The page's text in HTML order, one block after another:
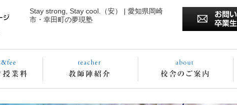
Stay strong, Stay cool.（安） | 愛知県岡崎
市・幸田町の夢現塾